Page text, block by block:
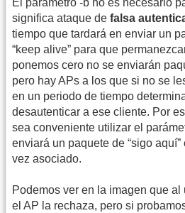
significa ataque de falsa
tiempo que tardará en enviar un
“keep alive” para que
ponemos cero no se enviarán
pero hay APs a los que si no se
en un periodo de tiempo
desautenticar a ese cliente. Por
sea conveniente utilizar el
enviará un paquete de “sigo
vez asociado.
Podemos ver en la imagen que
el AP la rechaza, pero si